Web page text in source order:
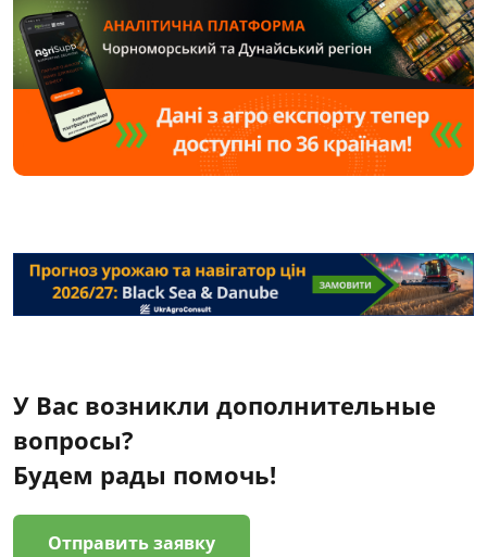
У Вас возникли дополнительные
вопросы?
Будем рады помочь!
Отправить заявку